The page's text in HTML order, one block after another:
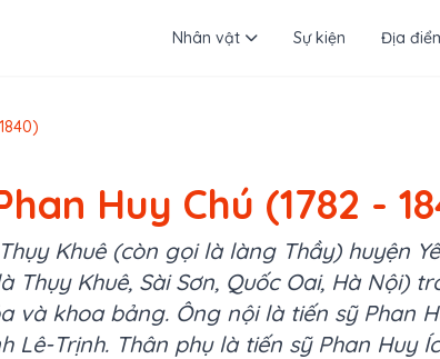
Nhân vật Sự kiện Địa
Huy Chú (1782 -
Khuê (còn gọi là làng Thầy) huyện
Thụy Khuê, Sài Sơn, Quốc Oai, Hà Nội)
và khoa bảng. Ông nội là tiến sỹ Phan
Lê-Trịnh. Thân phụ là tiến sỹ Phan Huy